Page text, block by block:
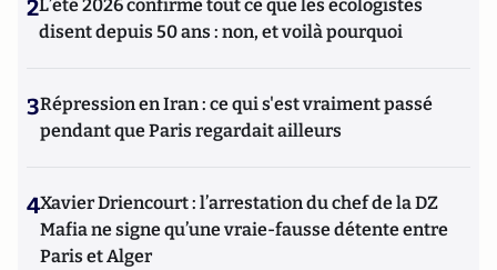
2L’été 2026 confirme tout ce que les écologistes
disent depuis 50 ans : non, et voilà pourquoi
3Répression en Iran : ce qui s'est vraiment passé
pendant que Paris regardait ailleurs
4Xavier Driencourt : l’arrestation du chef de la DZ
Mafia ne signe qu’une vraie-fausse détente entre
Paris et Alger